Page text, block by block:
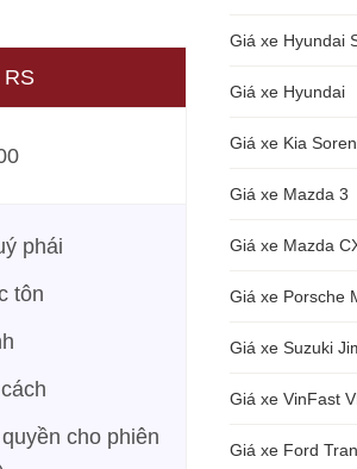
RS
phái
tôn
cho phiên
Giá xe Hyundai
Giá xe Hyundai
Giá xe Kia
Giá xe Mazda 3
Giá xe Mazda
Giá xe Porsche
Giá xe Suzuki
Giá xe VinFast
Giá xe Ford